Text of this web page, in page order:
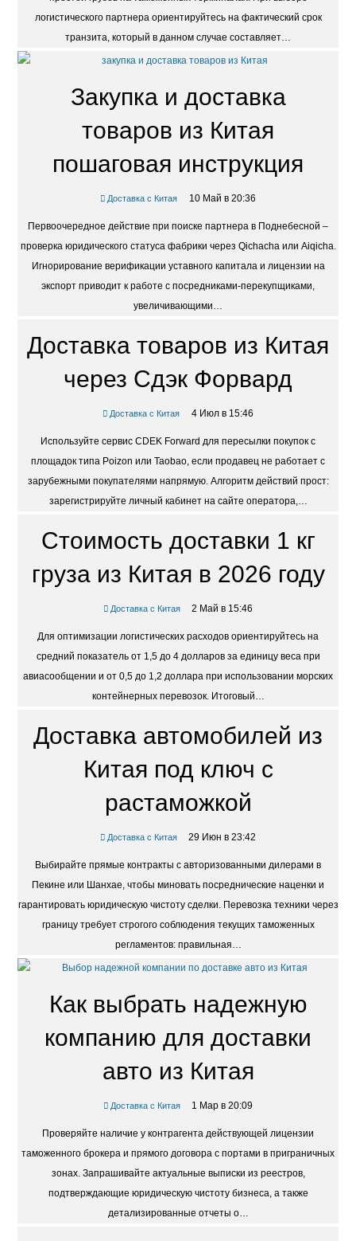
логистического партнера ориентируйтесь на фактический срок
транзита, который в данном случае составляет…
Закупка и доставка
товаров из Китая
пошаговая инструкция
Доставка с Китая 10 Май в 20:36
Первоочередное действие при поиске партнера в Поднебесной –
проверка юридического статуса фабрики через Qichacha или Aiqicha.
Игнорирование верификации уставного капитала и лицензии на
экспорт приводит к работе с посредниками-перекупщиками,
увеличивающими…
Доставка товаров из Китая
через Сдэк Форвард
Доставка с Китая 4 Июл в 15:46
Используйте сервис CDEK Forward для пересылки покупок с
площадок типа Poizon или Taobao, если продавец не работает с
зарубежными покупателями напрямую. Алгоритм действий прост:
зарегистрируйте личный кабинет на сайте оператора,…
Стоимость доставки 1 кг
груза из Китая в 2026 году
Доставка с Китая 2 Май в 15:46
Для оптимизации логистических расходов ориентируйтесь на
средний показатель от 1,5 до 4 долларов за единицу веса при
авиасообщении и от 0,5 до 1,2 доллара при использовании морских
контейнерных перевозок. Итоговый…
Доставка автомобилей из
Китая под ключ с
растаможкой
Доставка с Китая 29 Июн в 23:42
Выбирайте прямые контракты с авторизованными дилерами в
Пекине или Шанхае, чтобы миновать посреднические наценки и
гарантировать юридическую чистоту сделки. Перевозка техники через
границу требует строгого соблюдения текущих таможенных
регламентов: правильная…
Как выбрать надежную
компанию для доставки
авто из Китая
Доставка с Китая 1 Мар в 20:09
Проверяйте наличие у контрагента действующей лицензии
таможенного брокера и прямого договора с портами в приграничных
зонах. Запрашивайте актуальные выписки из реестров,
подтверждающие юридическую чистоту бизнеса, а также
детализированные отчеты о…